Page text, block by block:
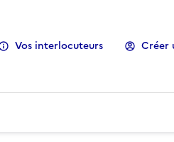
Vos interlocuteurs Créer